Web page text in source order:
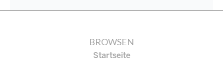
BROWSEN
Startseite